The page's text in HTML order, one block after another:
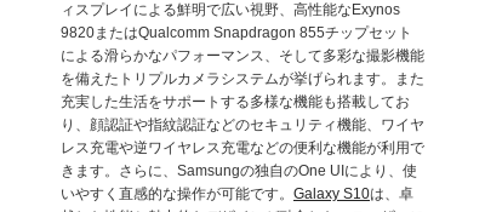
ィスプレイによる鮮明で広い視野、高性能なExynos
9820またはQualcomm Snapdragon 855チップセット
による滑らかなパフォーマンス、そして多彩な撮影機能
を備えたトリプルカメラシステムが挙げられます。また
充実した生活をサポートする多様な機能も搭載してお
り、顔認証や指紋認証などのセキュリティ機能、ワイヤ
レス充電や逆ワイヤレス充電などの便利な機能が利用で
きます。さらに、Samsungの独自のOne UIにより、使
いやすく直感的な操作が可能です。 Galaxy S10は、卓